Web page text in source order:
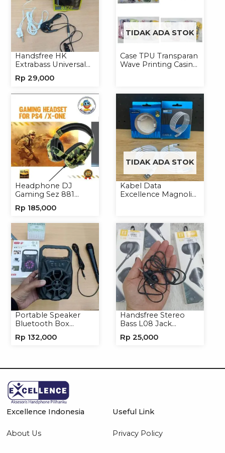
Handsfree HK
Extrabass Universal
Earphone Headset
Rp 29,000
TIDAK ADA STOK
Case TPU Transparan
Wave Printing Casing
Headphone DJ
Gaming Sez 881
Headset
Rp 185,000
TIDAK ADA STOK
Kabel Data
Excellence Magnolia
Portable Speaker
Bluetooth Box
Portable Wireless
Rp 132,000
Handsfree Stereo
Bass L08 Jack
Headphone
Rp 25,000
Excellence Indonesia
About Us
Useful Link
Privacy Policy